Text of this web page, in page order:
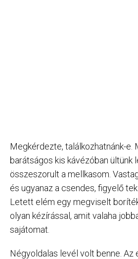
Megkérdezte, találkozhatnánk-e.
barátságos kis kávézóban ültünk
összeszorult a mellkasom.
és ugyanaz a csendes, figyelő
Letett elém egy megviselt
olyan kézírással, amit valaha
sajátomat.
Négyoldalas levél volt benne. Az